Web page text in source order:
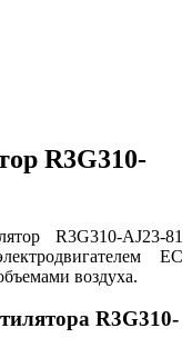
R3G310-
R3G310-AJ23-81
EC
воздуха.
R3G310-